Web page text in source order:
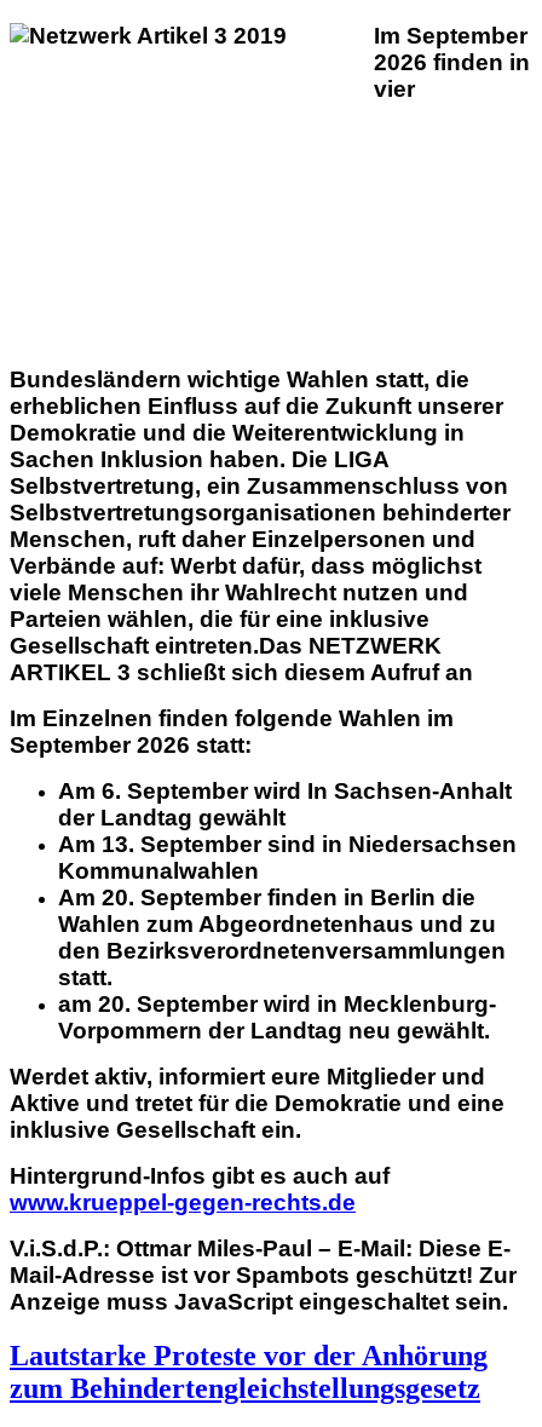
Im September
2026 finden in
vier
Bundesländern wichtige Wahlen statt, die
erheblichen Einfluss auf die Zukunft unserer
Demokratie und die Weiterentwicklung in
Sachen Inklusion haben. Die LIGA
Selbstvertretung, ein Zusammenschluss von
Selbstvertretungsorganisationen behinderter
Menschen, ruft daher Einzelpersonen und
Verbände auf: Werbt dafür, dass möglichst
viele Menschen ihr Wahlrecht nutzen und
Parteien wählen, die für eine inklusive
Gesellschaft eintreten.Das NETZWERK
ARTIKEL 3 schließt sich diesem Aufruf an
Im Einzelnen finden folgende Wahlen im
September 2026 statt:
Am 6. September wird In Sachsen-Anhalt
der Landtag gewählt
Am 13. September sind in Niedersachsen
Kommunalwahlen
Am 20. September finden in Berlin die
Wahlen zum Abgeordnetenhaus und zu
den Bezirksverordnetenversammlungen
statt.
am 20. September wird in Mecklenburg-
Vorpommern der Landtag neu gewählt.
Werdet aktiv, informiert eure Mitglieder und
Aktive und tretet für die Demokratie und eine
inklusive Gesellschaft ein.
Hintergrund-Infos gibt es auch auf
www.krueppel-gegen-rechts.de
V.i.S.d.P.: Ottmar Miles-Paul – E-Mail: Diese E-
Mail-Adresse ist vor Spambots geschützt! Zur
Anzeige muss JavaScript eingeschaltet sein.
Lautstarke Proteste vor der Anhörung
zum Behindertengleichstellungsgesetz